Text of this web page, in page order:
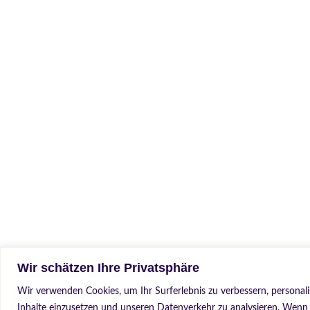
Wir schätzen Ihre Privatsphäre
Wir verwenden Cookies, um Ihr Surferlebnis zu verbessern,
Inhalte einzusetzen und unseren Datenverkehr zu analysieren. Wenn